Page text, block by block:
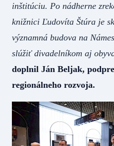
inštitúciu. Po nádherne
knižnici Ľudovíta Štúra je
významná budova na
slúžiť divadelníkom aj
doplnil Ján Beljak,
regionálneho rozvoja.